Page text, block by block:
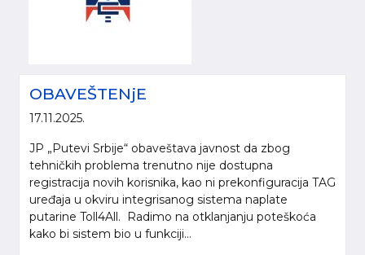
OBAVEŠTENjE
17.11.2025.
JP „Putevi Srbije“ obaveštava javnost da zbog
tehničkih problema trenutno nije dostupna
registracija novih korisnika, kao ni prekonfiguracija TAG
uređaja u okviru integrisanog sistema naplate
putarine Toll4All. Radimo na otklanjanju poteškoća
kako bi sistem bio u funkciji...
Molimo da prilikom korišćenja informacija, materijala i fotografija sa internet
prezentacije „Putevi Srbije“ d.o.o., obavezno navedete izvor („Putevi Srbije“
© 2005-2026. "Putevi Srbije" d.o.o. All rights reserved.
"PUTEVI SRBIJE" d.o.o.
Bulevar kralja Aleksandra 282
Poštanski fax 17, 11050 Beograd 22